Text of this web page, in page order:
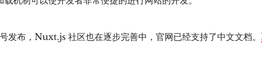
发布，Nuxt.js 社区也在逐步完善中，官网已经支持了中文文档。